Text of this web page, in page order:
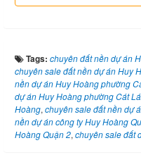
Tags: chuyên đất nền dự án
chuyên sale đất nền dự án Huy
nền dự án Huy Hoàng phường
dự án Huy Hoàng phường Cát
Hoàng, chuyên sale đất nền dự
nền dự án công ty Huy Hoàng
Hoàng Quận 2, chuyên sale đất